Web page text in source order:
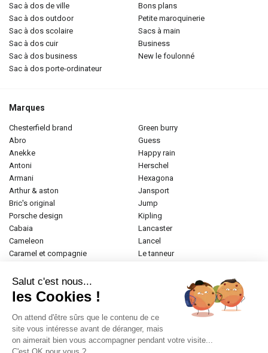
sac à dos de ville
sac à dos outdoor
sac à dos scolaire
sac à dos cuir
sac à dos business
sac à dos porte-ordinateur
bons plans
petite maroquinerie
sacs à main
business
new le foulonné
Marques
chesterfield brand
abro
anekke
antoni
armani
arthur & aston
bric's original
porsche design
cabaia
cameleon
caramel et compagnie
donna celi
eastpak
elite
emily & noah
esprit
etrier
green burry
guess
happy rain
herschel
hexagona
jansport
jump
kipling
lancaster
lancel
le tanneur
paul marius
samsonite
tamaris
Salut c'est nous...
les Cookies !
On attend d'être sûrs que le contenu de ce
site vous intéresse avant de déranger, mais
on aimerait bien vous accompagner pendant votre visite...